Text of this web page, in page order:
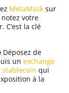
MetaMask sur
votre
C’est la clé
Déposez de
un exchange
stablecoin qui
à la